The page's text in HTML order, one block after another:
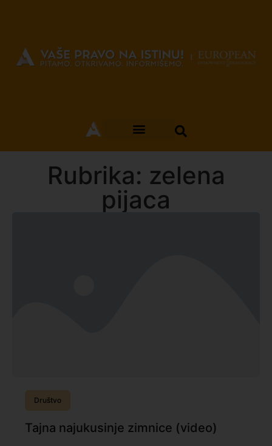
Rubrika: zelena
pijaca
Društvo
Tajna najukusinje zimnice (video)